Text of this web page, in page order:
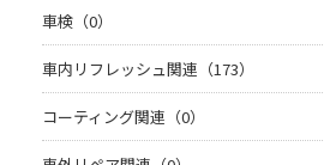
車検（0）
車内リフレッシュ関連（173）
コーティング関連（0）